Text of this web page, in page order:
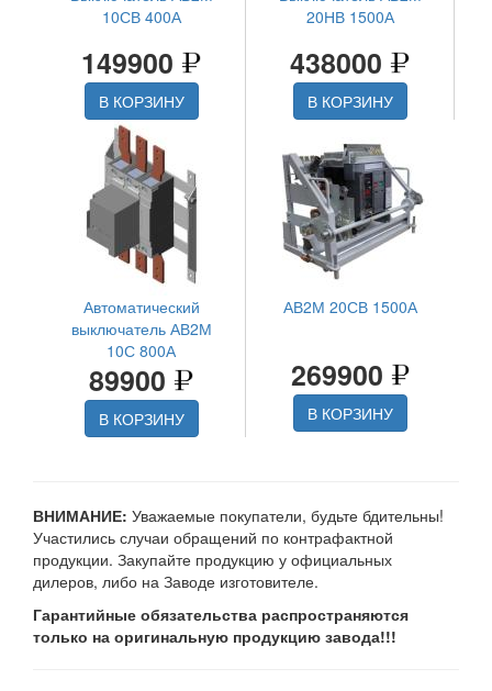
10СВ 400А
149900
В КОРЗИНУ
20НВ 1500А
438000
В КОРЗИНУ
Автоматический
выключатель АВ2М
10С 800А
89900
В КОРЗИНУ
АВ2М 20СВ 1500А
269900
В КОРЗИНУ
ВНИМАНИЕ: Уважаемые покупатели, будьте бдительны!
Участились случаи обращений по контрафактной
продукции. Закупайте продукцию у официальных
дилеров, либо на Заводе изготовителе.
Гарантийные обязательства распространяются
только на оригинальную продукцию завода!!!